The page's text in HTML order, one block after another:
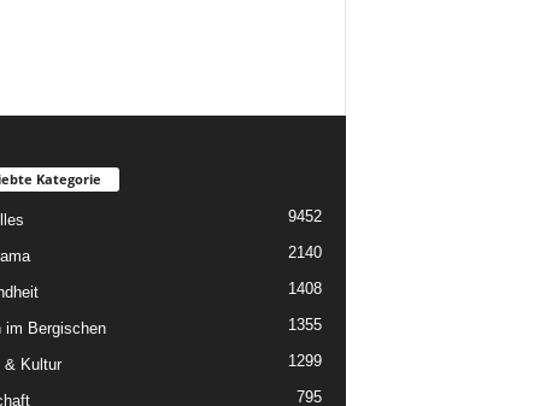
Kategorie
9452
2140
1408
im Bergischen 1355
& Kultur 1299
795